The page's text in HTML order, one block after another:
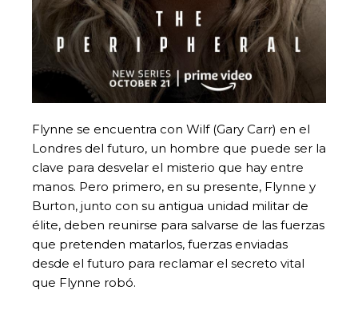
Flynne se encuentra con Wilf (Gary Carr) en el
Londres del futuro, un hombre que puede ser la
clave para desvelar el misterio que hay entre
manos. Pero primero, en su presente, Flynne y
Burton, junto con su antigua unidad militar de
élite, deben reunirse para salvarse de las fuerzas
que pretenden matarlos, fuerzas enviadas
desde el futuro para reclamar el secreto vital
que Flynne robó.